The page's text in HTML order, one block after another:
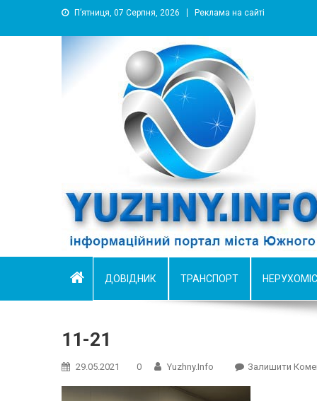
П’ятниця, 07 Серпня, 2026 Реклама на сайті
YUZHNY.INFO
информационный портал города Южный
ДОВІДНИК ТРАНСПОРТ
11-21
29.05.2021 0 Yuzhny.info Залишити